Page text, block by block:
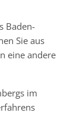
Baden-
Sie aus
eine andere
im